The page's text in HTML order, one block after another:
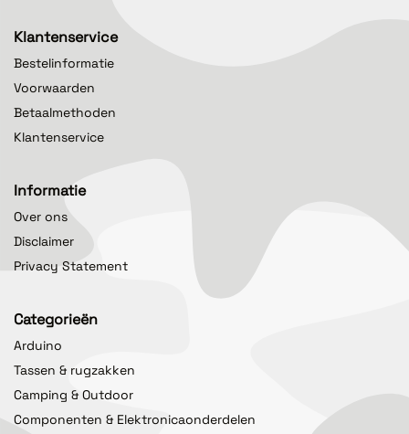
Klantenservice
Bestelinformatie
Voorwaarden
Betaalmethoden
Klantenservice
Informatie
Over ons
Disclaimer
Privacy Statement
Categorieën
Arduino
Tassen & rugzakken
Camping & Outdoor
Componenten & Elektronicaonderdelen